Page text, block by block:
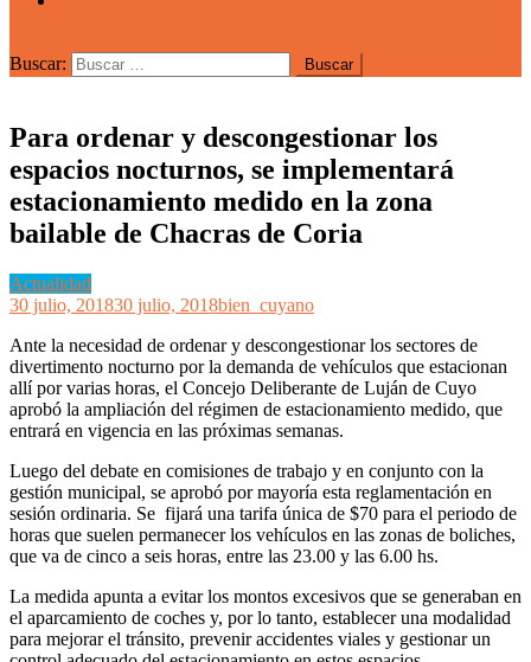
Buscar:
Para ordenar y descongestionar los
espacios nocturnos, se implementará
estacionamiento medido en la zona
bailable de Chacras de Coria
Actualidad
30 julio, 201830 julio, 2018bien_cuyano
Ante la necesidad de ordenar y descongestionar los sectores de
divertimento nocturno por la demanda de vehículos que estacionan
allí por varias horas, el Concejo Deliberante de Luján de Cuyo
aprobó la ampliación del régimen de estacionamiento medido, que
entrará en vigencia en las próximas semanas.
Luego del debate en comisiones de trabajo y en conjunto con la
gestión municipal, se aprobó por mayoría esta reglamentación en
sesión ordinaria. Se fijará una tarifa única de $70 para el periodo de
horas que suelen permanecer los vehículos en las zonas de boliches,
que va de cinco a seis horas, entre las 23.00 y las 6.00 hs.
La medida apunta a evitar los montos excesivos que se generaban en
el aparcamiento de coches y, por lo tanto, establecer una modalidad
para mejorar el tránsito, prevenir accidentes viales y gestionar un